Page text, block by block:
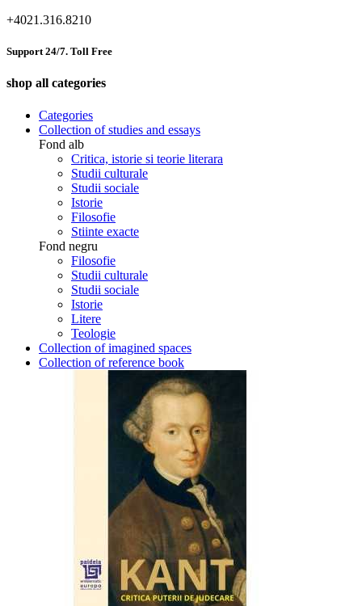
+4021.316.8210
Support 24/7. Toll Free
shop all categories
Categories
Collection of studies and essays
Fond alb
Critica, istorie si teorie literara
Studii culturale
Studii sociale
Istorie
Filosofie
Stiinte exacte
Fond negru
Filosofie
Studii culturale
Studii sociale
Istorie
Litere
Teologie
Collection of imagined spaces
Collection of reference book